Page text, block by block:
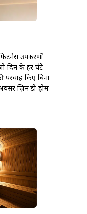
उपकरणों
दिन के हर घंटे
परवाह किए बिना
ज़िन डी होम